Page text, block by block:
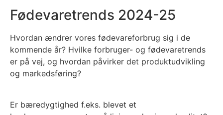
Fødevaretrends 2024-25
Hvordan ændrer vores fødevareforbrug sig i de
kommende år? Hvilke forbruger- og fødevaretrends
er på vej, og hvordan påvirker det produktudvikling
og markedsføring?
Er bæredygtighed f.eks. blevet et